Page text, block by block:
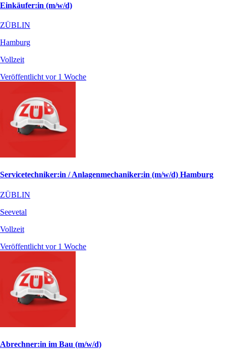
Einkäufer:in (m/w/d)
ZÜBLIN
Hamburg
Vollzeit
Veröffentlicht vor 1 Woche
Servicetechniker:in / Anlagenmechaniker:in (m/w/d) Hamburg
ZÜBLIN
Seevetal
Vollzeit
Veröffentlicht vor 1 Woche
Abrechner:in im Bau (m/w/d)